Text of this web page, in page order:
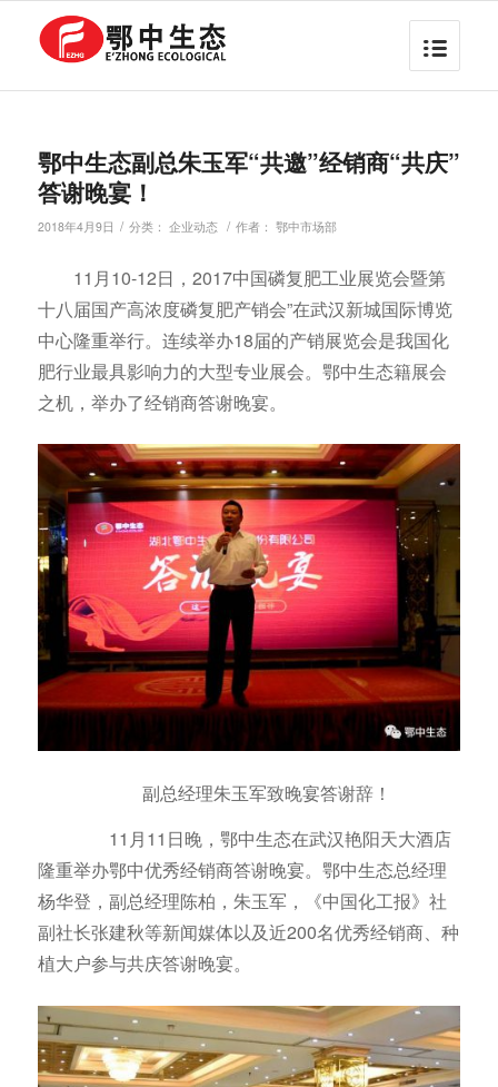
鄂中生态副总朱玉军“共邀”经销商“共庆”
答谢晚宴！
2018年4月9日 / 分类： 企业动态 / 作者： 鄂中市场部
11月10-12日，2017中国磷复肥工业展览会暨第
十八届国产高浓度磷复肥产销会”在武汉新城国际博览
中心隆重举行。连续举办18届的产销展览会是我国化
肥行业最具影响力的大型专业展会。鄂中生态籍展会
之机，举办了经销商答谢晚宴。
副总经理朱玉军致晚宴答谢辞！
11月11日晚，鄂中生态在武汉艳阳天大酒店
隆重举办鄂中优秀经销商答谢晚宴。鄂中生态总经理
杨华登，副总经理陈柏，朱玉军，《中国化工报》社
副社长张建秋等新闻媒体以及近200名优秀经销商、种
植大户参与共庆答谢晚宴。